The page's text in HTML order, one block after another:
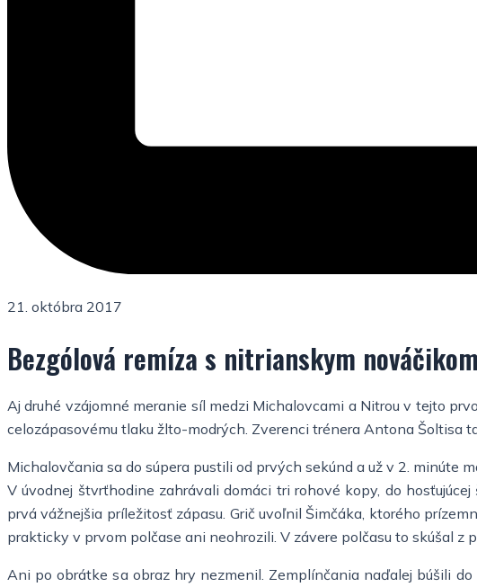
21. októbra 2017
Bezgólová remíza s nitrianskym nováčikom
Aj druhé vzájomné meranie síl medzi Michalovcami a Nitrou v tejto
celozápasovému tlaku žlto-modrých. Zverenci trénera Antona Šoltisa
Michalovčania sa do súpera pustili od prvých sekúnd a už v 2. minúte
V úvodnej štvrťhodine zahrávali domáci tri rohové kopy, do
prvá vážnejšia príležitosť zápasu. Grič uvoľnil Šimčáka, ktorého
prakticky v prvom polčase ani neohrozili. V závere polčasu to skúšal
Ani po obrátke sa obraz hry nezmenil. Zemplínčania naďalej búšili